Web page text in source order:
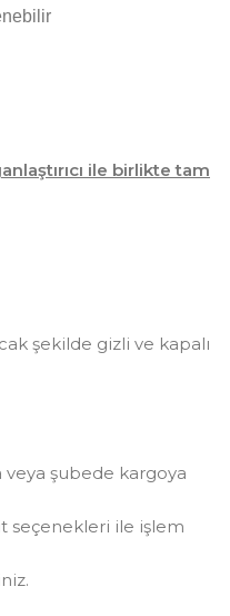
ile birlikte tam
şekilde gizli ve kapalı
veya şubede kargoya
seçenekleri ile işlem